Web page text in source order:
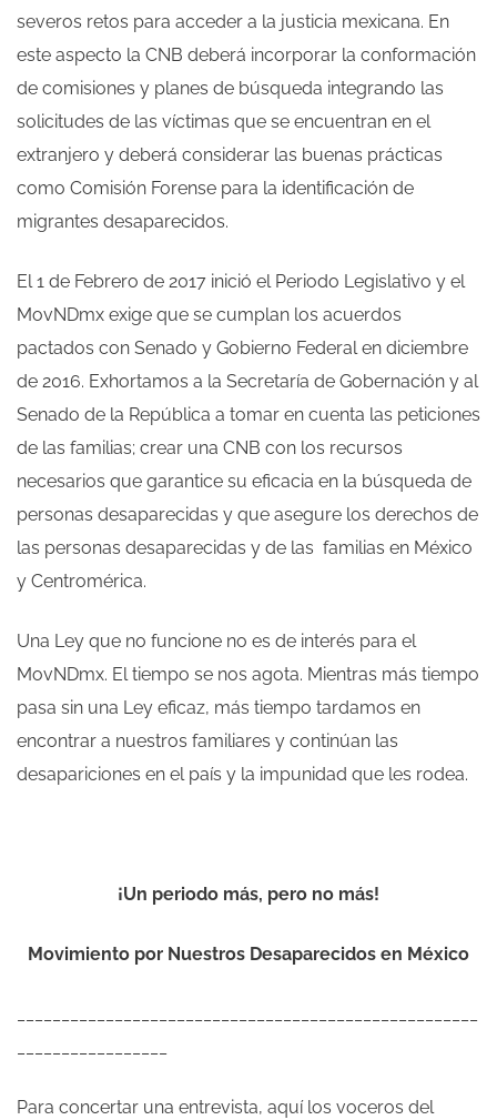
severos retos para acceder a la justicia mexicana. En
este aspecto la CNB deberá incorporar la conformación
de comisiones y planes de búsqueda integrando las
solicitudes de las víctimas que se encuentran en el
extranjero y deberá considerar las buenas prácticas
como Comisión Forense para la identificación de
migrantes desaparecidos.
El 1 de Febrero de 2017 inició el Periodo Legislativo y el
MovNDmx exige que se cumplan los acuerdos
pactados con Senado y Gobierno Federal en diciembre
de 2016. Exhortamos a la Secretaría de Gobernación y al
Senado de la República a tomar en cuenta las peticiones
de las familias; crear una CNB con los recursos
necesarios que garantice su eficacia en la búsqueda de
personas desaparecidas y que asegure los derechos de
las personas desaparecidas y de las familias en México
y Centromérica.
Una Ley que no funcione no es de interés para el
MovNDmx. El tiempo se nos agota. Mientras más tiempo
pasa sin una Ley eficaz, más tiempo tardamos en
encontrar a nuestros familiares y continúan las
desapariciones en el país y la impunidad que les rodea.
¡Un periodo más, pero no más!
Movimiento por Nuestros Desaparecidos en México
Para concertar una entrevista, aquí los voceros del